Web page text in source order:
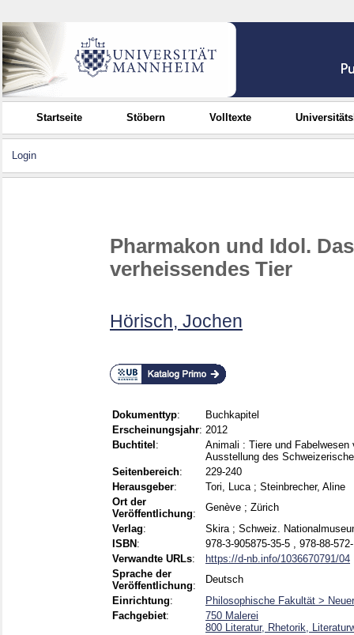
Startseite Stöbern Volltexte
Login
Pharmakon und Idol.
verheissendes Tier
Hörisch, Jochen
Dokumenttyp:
Buchkapitel
Erscheinungsjahr: 2012
Buchtitel :
Animali : Tiere und
Ausstellung des
Seitenbereich:
229-240
Herausgeber: Tori, Luca ; Steinbrecher, Aline
Ort der
Veröffentlichung:
Genève ; Zürich
Verlag:
Skira ; Schweiz.
ISBN :
978-3-905875-35-5 , 978-88-
Verwandte URLs:
https://d-nb.info/1036670791/04
Sprache der
Veröffentlichung:
Deutsch
Einrichtung:
Philosophische Fakultät >
Fachgebiet:
750 Malerei
800 Literatur, Rhetorik,